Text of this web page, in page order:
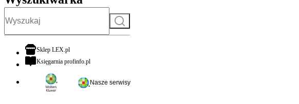
Szukaj
Sklep LEX.plotwiera się w nowej karcie
Księgarnia profinfo.plotwiera się w nowej karcie
Nasze serwisy